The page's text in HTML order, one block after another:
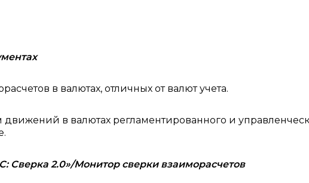
в валютах, отличных от валют учета.
движений в валютах регламентированного и
Сверка 2.0»/Монитор сверки взаиморасчетов